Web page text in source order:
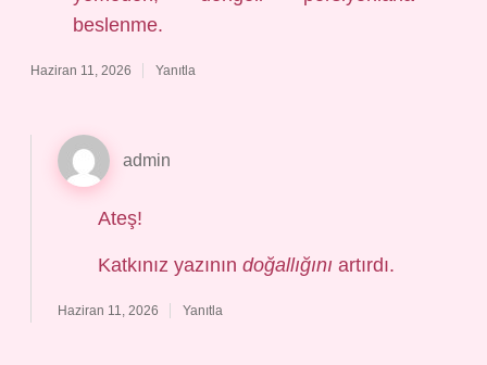
beslenme.
Haziran 11, 2026 Yanıtla
admin
Ateş!
Katkınız yazının doğallığını artırdı.
Haziran 11, 2026 Yanıtla